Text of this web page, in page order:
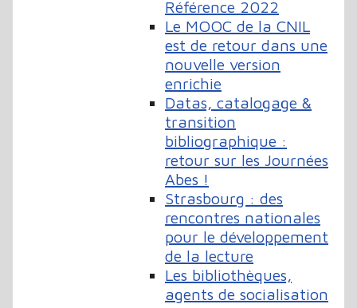
Référence 2022
Le MOOC de la CNIL
est de retour dans une
nouvelle version
enrichie
Datas, catalogage &
transition
bibliographique :
retour sur les Journées
Abes !
Strasbourg : des
rencontres nationales
pour le développement
de la lecture
Les bibliothèques,
agents de socialisation